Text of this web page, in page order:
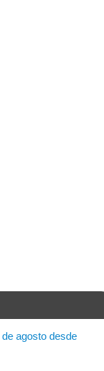
agosto desde